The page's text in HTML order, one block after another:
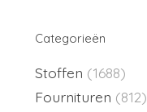
Categorieën
Stoffen (1688)
Fournituren (812)